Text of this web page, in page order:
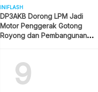
INIFLASH
DP3AKB Dorong LPM Jadi
Motor Penggerak Gotong
Royong dan Pembangunan
9